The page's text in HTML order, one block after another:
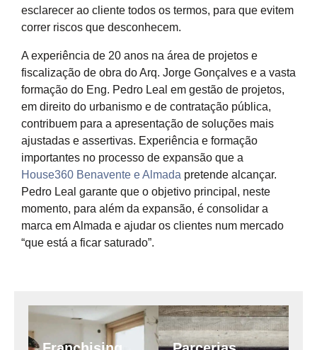
esclarecer ao cliente todos os termos, para que evitem
correr riscos que desconhecem.
A experiência de 20 anos na área de projetos e
fiscalização de obra do Arq. Jorge Gonçalves e a vasta
formação do Eng. Pedro Leal em gestão de projetos,
em direito do urbanismo e de contratação pública,
contribuem para a apresentação de soluções mais
ajustadas e assertivas. Experiência e formação
importantes no processo de expansão que a
House360 Benavente e Almada pretende alcançar.
Pedro Leal garante que o objetivo principal, neste
momento, para além da expansão, é consolidar a
marca em Almada e ajudar os clientes num mercado
“que está a ficar saturado”.